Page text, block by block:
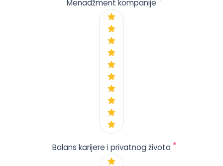
Menadžment kompanije
Balans karijere i privatnog života *